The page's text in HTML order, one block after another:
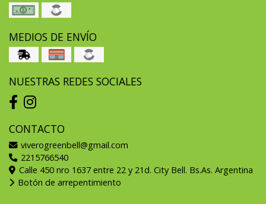
MEDIOS DE ENVÍO
NUESTRAS REDES SOCIALES
CONTACTO
viverogreenbell@gmail.com
2215766540
Calle 450 nro 1637 entre 22 y 21d. City Bell. Bs.As. Argentina
Botón de arrepentimiento